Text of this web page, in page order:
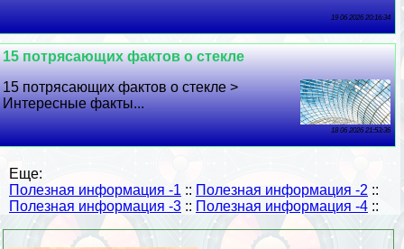
19 06 2026 20:16:34
15 потрясающих фактов о стекле
15 потрясающих фактов о стекле >
Интересные факты...
18 06 2026 21:53:36
Еще:
Полезная информация -1 :: Полезная информация -2 ::
Полезная информация -3 :: Полезная информация -4 ::